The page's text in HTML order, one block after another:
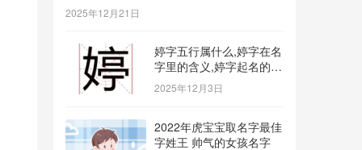
2025年12月21日
婷字五行属什么,婷字在名
字里的含义,婷字起名的寓
意_1
2025年12月3日
2022年虎宝宝取名字最佳
字姓王 帅气的女孩名字